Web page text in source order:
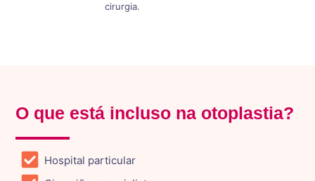
cirurgia.
O que está incluso na otoplastia?
Hospital particular